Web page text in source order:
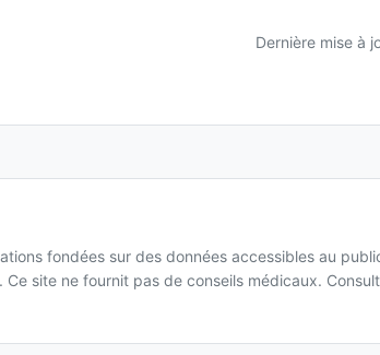
Dernière mise à
fondées sur des données accessibles au
site ne fournit pas de conseils médicaux.